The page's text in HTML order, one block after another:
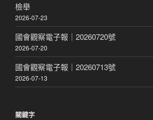
檢舉
2026-07-23
國會觀察電子報｜20260720號
2026-07-20
國會觀察電子報｜20260713號
2026-07-13
關鍵字